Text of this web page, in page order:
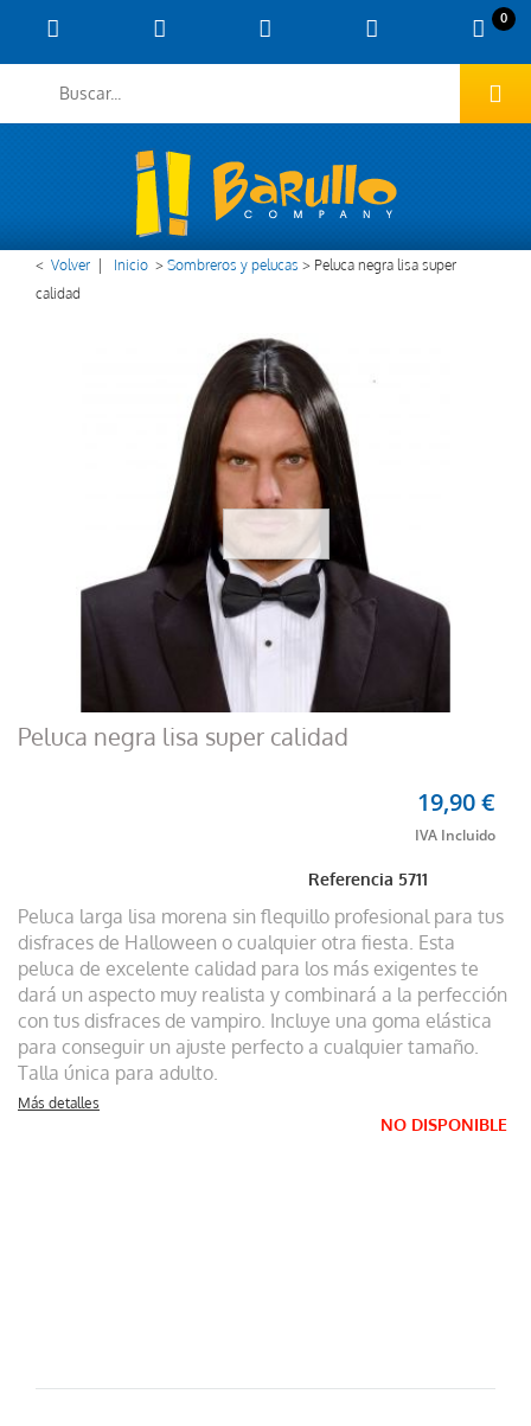
0
< Volver Inicio >Sombreros y pelucas > Peluca negra lisa super
calidad
Peluca negra lisa super calidad
Referencia 5711
19,90 €
Peluca larga lisa morena sin flequillo profesional para tus
disfraces de Halloween o cualquier otra fiesta. Esta
peluca de excelente calidad para los más exigentes te
dará un aspecto muy realista y combinará a la perfección
con tus disfraces de vampiro. Incluye una goma elástica
para conseguir un ajuste perfecto a cualquier tamaño.
Talla única para adulto.
Más detalles
NO DISPONIBLE